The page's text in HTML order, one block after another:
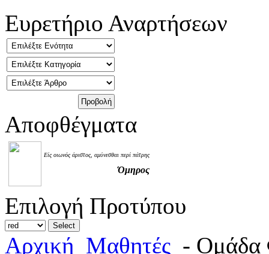
Ευρετήριο Αναρτήσεων
Αποφθέγματα
Είς οιωνός άριστος, αμύνεσθαι περί πάτρης
Όμηρος
Επιλογή Προτύπου
Αρχική Μαθητές - Ομάδα